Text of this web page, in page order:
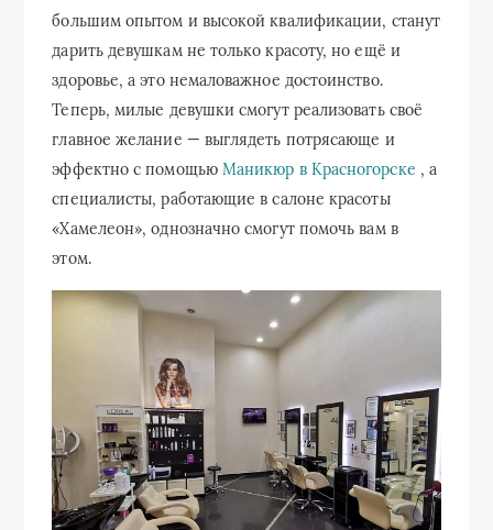
большим опытом и высокой квалификации, станут
дарить девушкам не только красоту, но ещё и
здоровье, а это немаловажное достоинство.
Теперь, милые девушки смогут реализовать своё
главное желание — выглядеть потрясающе и
эффектно с помощью Маникюр в Красногорске , а
специалисты, работающие в салоне красоты
«Хамелеон», однозначно смогут помочь вам в
этом.